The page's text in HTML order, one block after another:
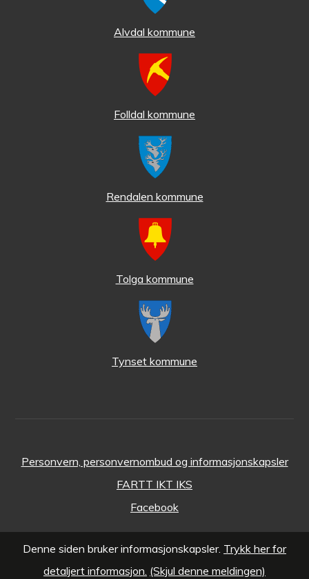
Alvdal kommune
Folldal kommune
Rendalen kommune
Tolga kommune
Tynset kommune
Personvern, personvernombud og informasjonskapsler
FARTT IKT IKS
Facebook
Denne siden bruker informasjonskapsler. Trykk her for
detaljert informasjon. (Skjul denne meldingen)